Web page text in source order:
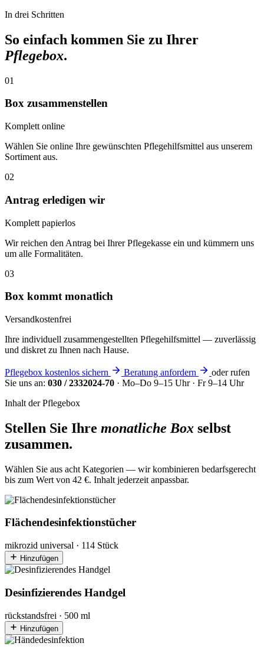
In drei Schritten
So einfach kommen Sie zu Ihrer
Pflegebox.
01
Box zusammenstellen
Komplett online
Wählen Sie online Ihre gewünschten Pflegehilfsmittel aus unserem
Sortiment aus.
02
Antrag erledigen wir
Komplett papierlos
Wir reichen den Antrag bei Ihrer Pflegekasse ein und kümmern uns
um alle Formalitäten.
03
Box kommt monatlich
Versandkostenfrei
Ihre individuell zusammengestellten Pflegehilfsmittel — zuverlässig
und diskret zu Ihnen nach Hause.
Pflegebox kostenlos sichern Beratung anfordern
oder rufen
Sie uns an: 030 / 2332024-70 · Mo–Do 9–15 Uhr · Fr 9–14 Uhr
Inhalt der Pflegebox
Stellen Sie Ihre monatliche Box selbst
zusammen.
Wählen Sie aus acht Kategorien — wir kombinieren bedarfsgerecht
bis zum Wert von 42 €. Inhalt jederzeit anpassbar.
Flächendesinfektionstücher
mikrozid universal · 114 Stück
Hinzufügen
Desinfizierendes Handgel
rückstandsfrei · 500 ml
Hinzufügen